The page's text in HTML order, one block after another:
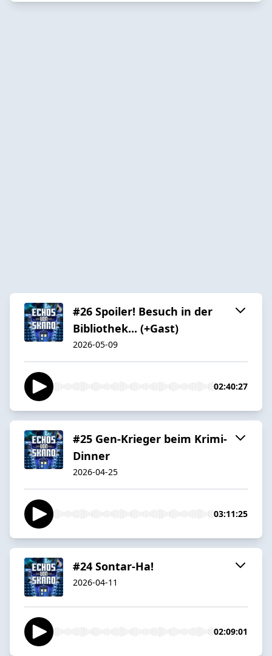
#26 Spoiler! Besuch in der
Bibliothek... (+Gast)
2026-05-09
02:40:27
#25 Gen-Krieger beim Krimi-
Dinner
2026-04-25
03:11:25
#24 Sontar-Ha!
2026-04-11
02:09:01